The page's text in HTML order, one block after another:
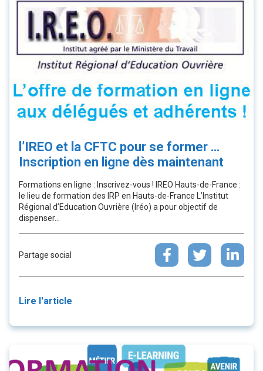
l’IREO et la CFTC pour se former …
Inscription en ligne dès maintenant
Formations en ligne : Inscrivez-vous ! IREO Hauts-de-France :
le lieu de formation des IRP en Hauts-de-France L’Institut
Régional d’Education Ouvrière (Iréo) a pour objectif de
dispenser...
Partage social
Lire l'article